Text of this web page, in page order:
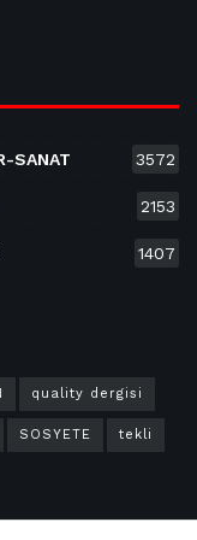
SANAT 3572
2153
1407
quality dergisi
SOSYETE tekli